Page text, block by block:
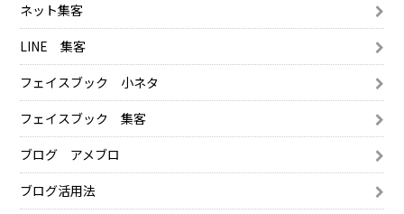
ネット集客
LINE 集客
フェイスブック 小ネタ
フェイスブック 集客
ブログ アメブロ
ブログ活用法